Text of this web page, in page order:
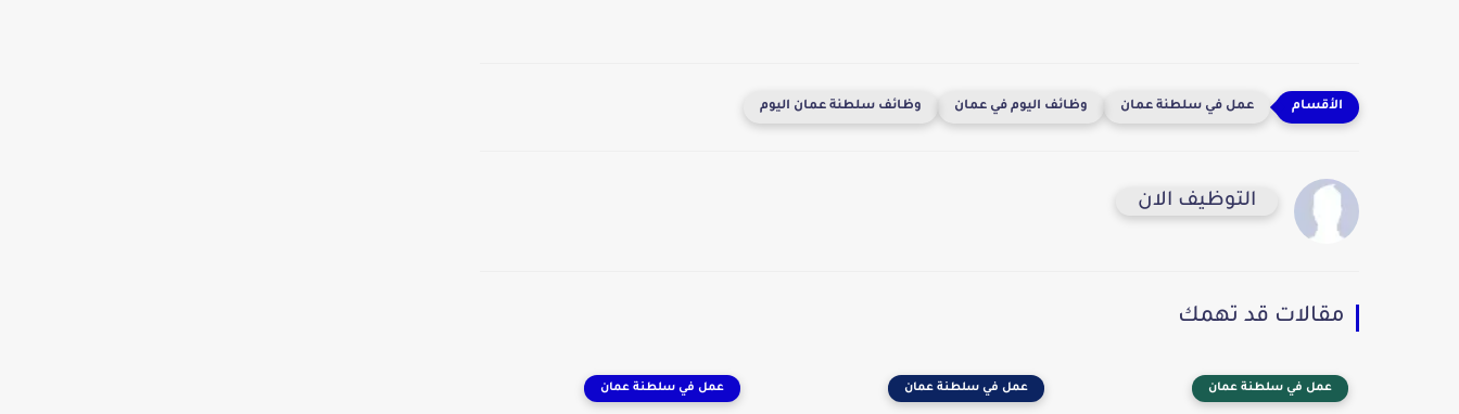
عمل في سلطنة عمان وظائف اليوم في عمان وظائف سلطنة عمان اليوم
التوظيف الان
مقالات قد تهمك
عمل في سلطنة عمان عمل في سلطنة عمان عمل في سلطنة عمان